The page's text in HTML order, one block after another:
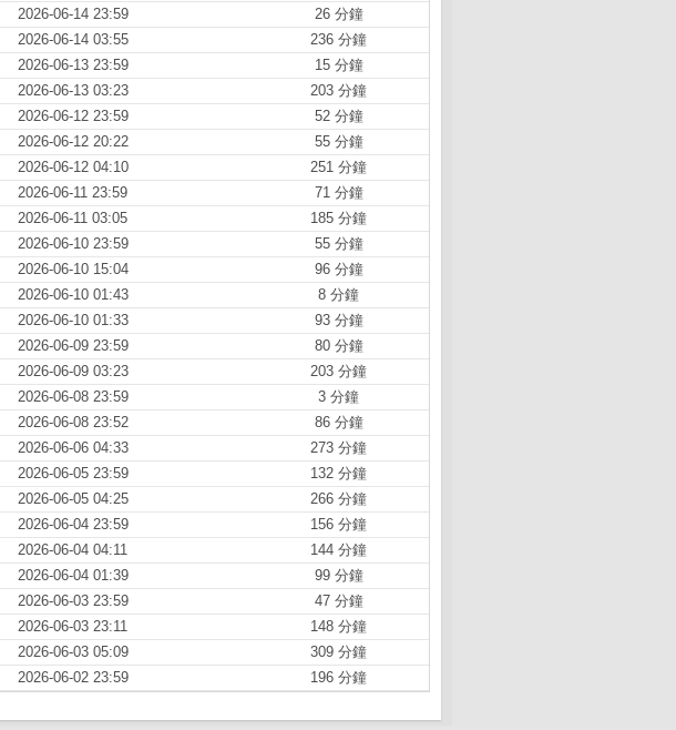
2026-06-14 23:59
26 分鐘
2026-06-14 03:55
236 分鐘
2026-06-13 23:59
15 分鐘
2026-06-13 03:23
203 分鐘
2026-06-12 23:59
52 分鐘
2026-06-12 20:22
55 分鐘
2026-06-12 04:10
251 分鐘
2026-06-11 23:59
71 分鐘
2026-06-11 03:05
185 分鐘
2026-06-10 23:59
55 分鐘
2026-06-10 15:04
96 分鐘
2026-06-10 01:43
8 分鐘
2026-06-10 01:33
93 分鐘
2026-06-09 23:59
80 分鐘
2026-06-09 03:23
203 分鐘
2026-06-08 23:59
3 分鐘
2026-06-08 23:52
86 分鐘
2026-06-06 04:33
273 分鐘
2026-06-05 23:59
132 分鐘
2026-06-05 04:25
266 分鐘
2026-06-04 23:59
156 分鐘
2026-06-04 04:11
144 分鐘
2026-06-04 01:39
99 分鐘
2026-06-03 23:59
47 分鐘
2026-06-03 23:11
148 分鐘
2026-06-03 05:09
309 分鐘
2026-06-02 23:59 196 分鐘